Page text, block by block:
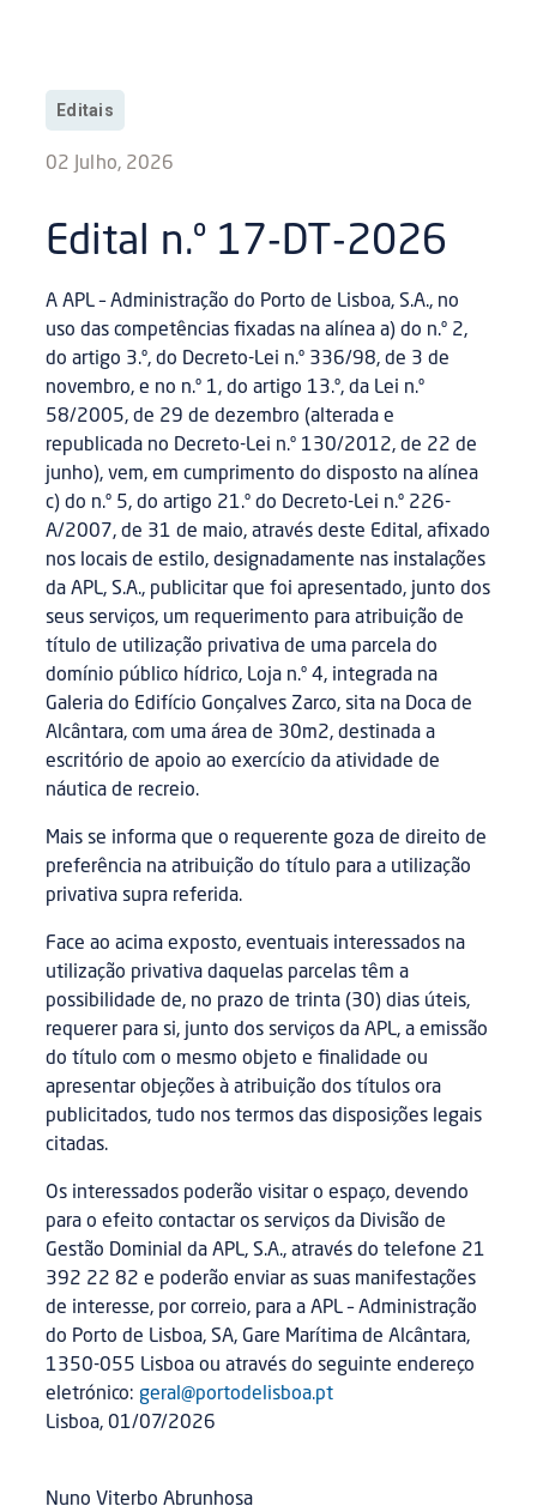
Editais
02 Julho, 2026
Edital n.º 17-DT-2026
A APL – Administração do Porto de Lisboa, S.A., no
uso das competências fixadas na alínea a) do n.º 2,
do artigo 3.º, do Decreto-Lei n.º 336/98, de 3 de
novembro, e no n.º 1, do artigo 13.º, da Lei n.º
58/2005, de 29 de dezembro (alterada e
republicada no Decreto-Lei n.º 130/2012, de 22 de
junho), vem, em cumprimento do disposto na alínea
c) do n.º 5, do artigo 21.º do Decreto-Lei n.º 226-
A/2007, de 31 de maio, através deste Edital, afixado
nos locais de estilo, designadamente nas instalações
da APL, S.A., publicitar que foi apresentado, junto dos
seus serviços, um requerimento para atribuição de
título de utilização privativa de uma parcela do
domínio público hídrico, Loja n.º 4, integrada na
Galeria do Edifício Gonçalves Zarco, sita na Doca de
Alcântara, com uma área de 30m2, destinada a
escritório de apoio ao exercício da atividade de
náutica de recreio.
Mais se informa que o requerente goza de direito de
preferência na atribuição do título para a utilização
privativa supra referida.
Face ao acima exposto, eventuais interessados na
utilização privativa daquelas parcelas têm a
possibilidade de, no prazo de trinta (30) dias úteis,
requerer para si, junto dos serviços da APL, a emissão
do título com o mesmo objeto e finalidade ou
apresentar objeções à atribuição dos títulos ora
publicitados, tudo nos termos das disposições legais
citadas.
Os interessados poderão visitar o espaço, devendo
para o efeito contactar os serviços da Divisão de
Gestão Dominial da APL, S.A., através do telefone 21
392 22 82 e poderão enviar as suas manifestações
de interesse, por correio, para a APL – Administração
do Porto de Lisboa, SA, Gare Marítima de Alcântara,
1350-055 Lisboa ou através do seguinte endereço
eletrónico: geral@portodelisboa.pt
Lisboa, 01/07/2026
Nuno Viterbo Abrunhosa